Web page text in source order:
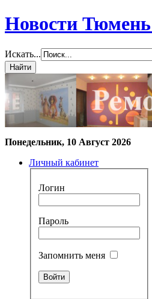
Новости
Искать...
Понедельник, 10 Август 2026
Личный кабинет
Логин
Пароль
Запомнить меня